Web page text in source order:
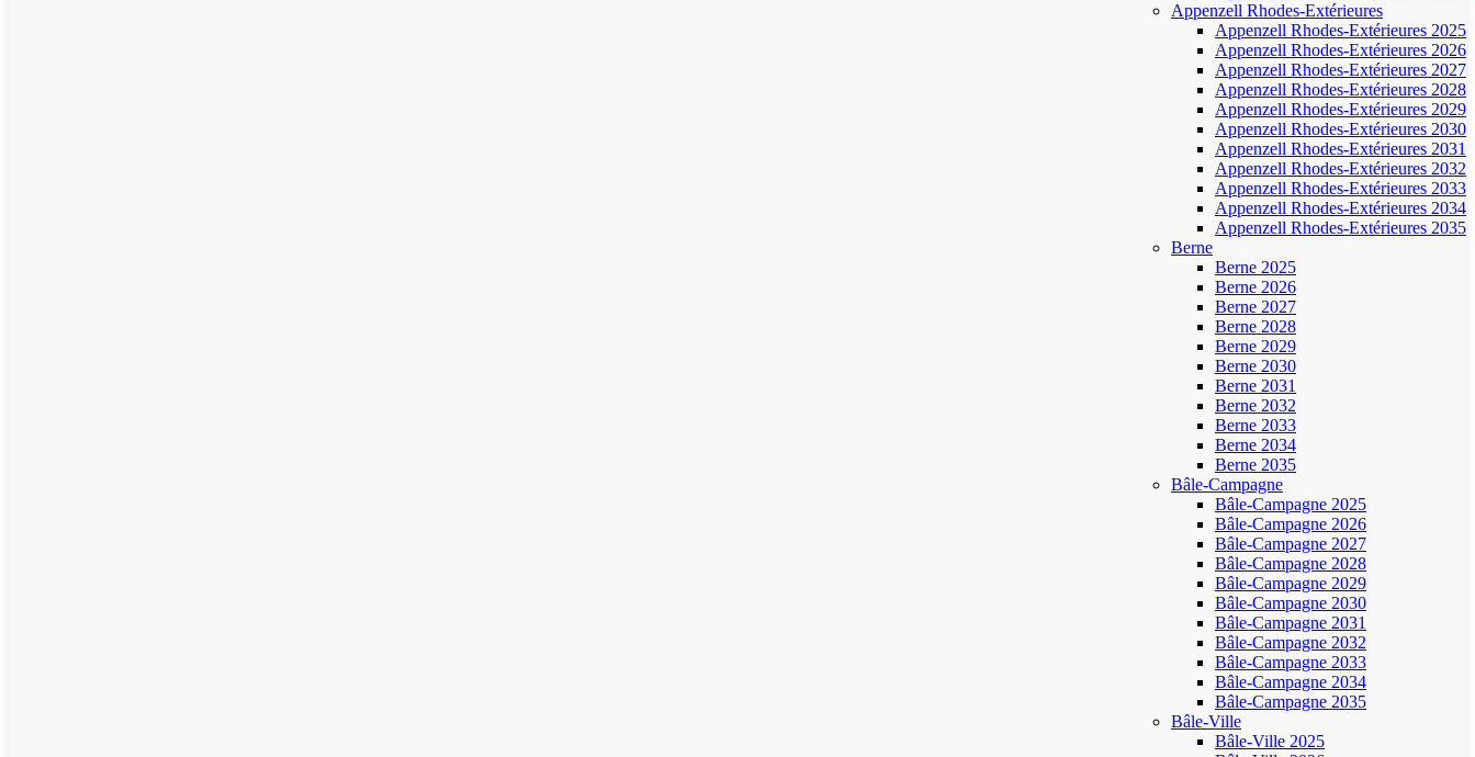
Appenzell Rhodes-Extérieures
Appenzell Rhodes-Extérieures 2025
Appenzell Rhodes-Extérieures 2026
Appenzell Rhodes-Extérieures 2027
Appenzell Rhodes-Extérieures 2028
Appenzell Rhodes-Extérieures 2029
Appenzell Rhodes-Extérieures 2030
Appenzell Rhodes-Extérieures 2031
Appenzell Rhodes-Extérieures 2032
Appenzell Rhodes-Extérieures 2033
Appenzell Rhodes-Extérieures 2034
Appenzell Rhodes-Extérieures 2035
Berne
Berne 2025
Berne 2026
Berne 2027
Berne 2028
Berne 2029
Berne 2030
Berne 2031
Berne 2032
Berne 2033
Berne 2034
Berne 2035
Bâle-Campagne
Bâle-Campagne 2025
Bâle-Campagne 2026
Bâle-Campagne 2027
Bâle-Campagne 2028
Bâle-Campagne 2029
Bâle-Campagne 2030
Bâle-Campagne 2031
Bâle-Campagne 2032
Bâle-Campagne 2033
Bâle-Campagne 2034
Bâle-Campagne 2035
Bâle-Ville
Bâle-Ville 2025